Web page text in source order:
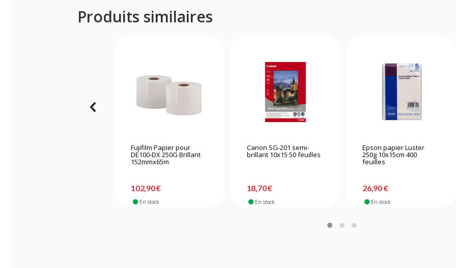
Produits similaires
Fujifilm Papier pour
DE100-DX 250G Brillant
152mmx65m
102,90 €
En stock
Canon SG-201 semi-
brillant 10x15 50 feuilles
18,70 €
En stock
Epson papier Luster
250g 10x15cm 400
feuilles
26,90 €
En stock